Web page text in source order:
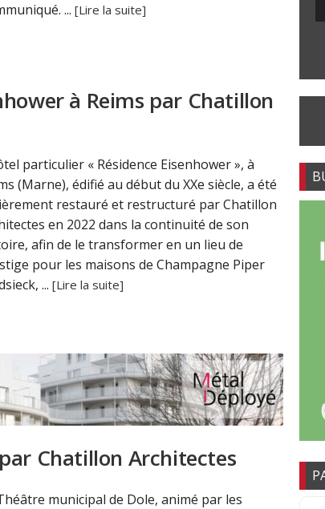
... [Lire la suite]
à Reims par Chatillon
particulier « Résidence Eisenhower », à
(Marne), édifié au début du XXe siècle, a été
restauré et restructuré par Chatillon
en 2022 dans la continuité de son
afin de le transformer en un lieu de
pour les maisons de Champagne Piper
... [Lire la suite]
Chatillon Architectes
municipal de Dole, animé par les